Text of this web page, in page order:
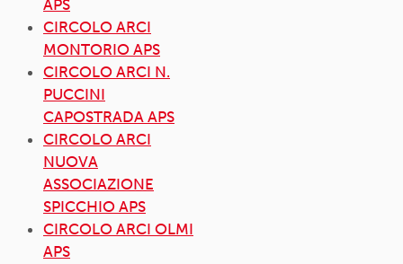
APS
CIRCOLO ARCI
MONTORIO APS
CIRCOLO ARCI N.
PUCCINI
CAPOSTRADA APS
CIRCOLO ARCI
NUOVA
ASSOCIAZIONE
SPICCHIO APS
CIRCOLO ARCI OLMI
APS